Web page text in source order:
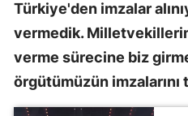
Türkiye'den imzalar
vermedik.
verme sürecine biz
örgütümüzün imzalarını